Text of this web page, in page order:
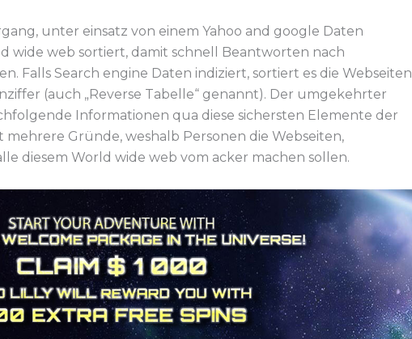
unter einsatz von einem Yahoo and google Daten
wide web sortiert, damit schnell Beantworten nach
Falls Search engine Daten indiziert, sortiert es die Webseiten
(auch „Reverse Tabelle“ genannt). Der umgekehrter
Informationen qua diese sichersten Elemente der
mehrere Gründe, weshalb Personen die Webseiten,
diesem World wide web vom acker machen sollen.